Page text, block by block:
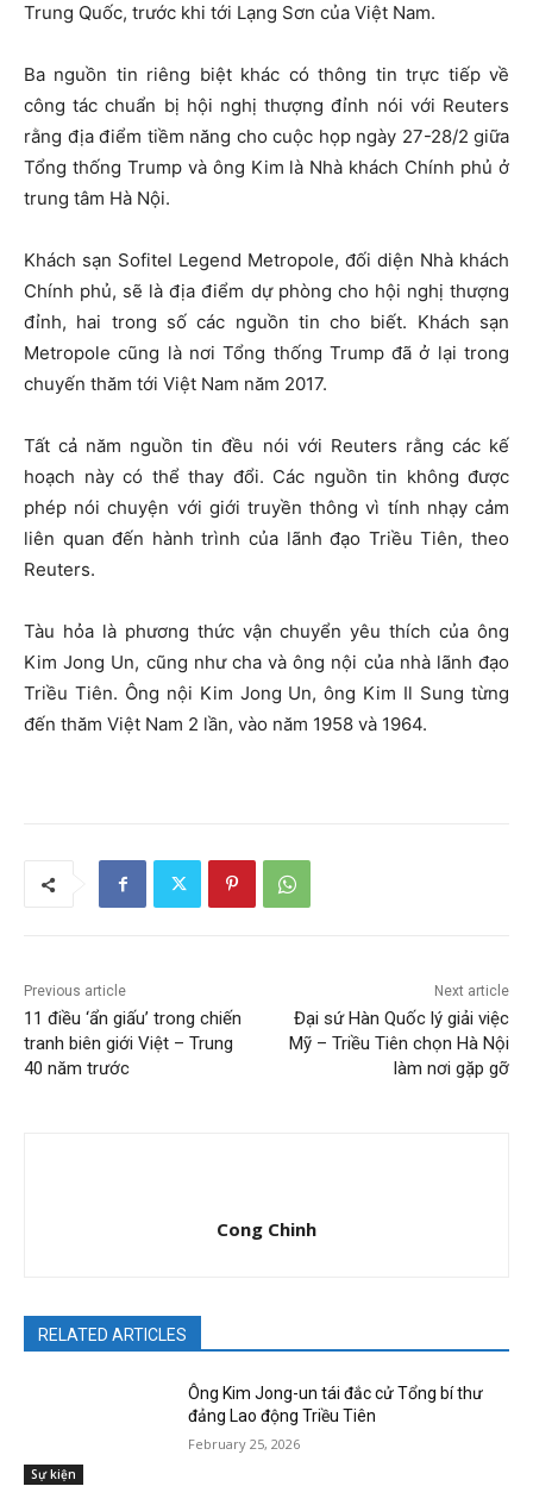
Trung Quốc, trước khi tới Lạng Sơn của Việt Nam.
Ba nguồn tin riêng biệt khác có thông tin trực tiếp về
công tác chuẩn bị hội nghị thượng đỉnh nói với Reuters
rằng địa điểm tiềm năng cho cuộc họp ngày 27-28/2 giữa
Tổng thống Trump và ông Kim là Nhà khách Chính phủ ở
trung tâm Hà Nội.
Khách sạn Sofitel Legend Metropole, đối diện Nhà khách
Chính phủ, sẽ là địa điểm dự phòng cho hội nghị thượng
đỉnh, hai trong số các nguồn tin cho biết. Khách sạn
Metropole cũng là nơi Tổng thống Trump đã ở lại trong
chuyến thăm tới Việt Nam năm 2017.
Tất cả năm nguồn tin đều nói với Reuters rằng các kế
hoạch này có thể thay đổi. Các nguồn tin không được
phép nói chuyện với giới truyền thông vì tính nhạy cảm
liên quan đến hành trình của lãnh đạo Triều Tiên, theo
Reuters.
Tàu hỏa là phương thức vận chuyển yêu thích của ông
Kim Jong Un, cũng như cha và ông nội của nhà lãnh đạo
Triều Tiên. Ông nội Kim Jong Un, ông Kim Il Sung từng
đến thăm Việt Nam 2 lần, vào năm 1958 và 1964.
Previous article
11 điều ‘ẩn giấu’ trong chiến
tranh biên giới Việt – Trung
40 năm trước
Next article
Đại sứ Hàn Quốc lý giải việc
Mỹ – Triều Tiên chọn Hà Nội
làm nơi gặp gỡ
Cong Chinh
RELATED ARTICLES
Sự kiện
Ông Kim Jong-un tái đắc cử Tổng bí thư
đảng Lao động Triều Tiên
February 25, 2026